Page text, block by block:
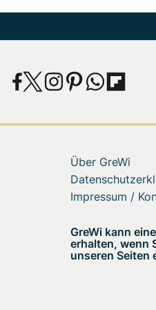
Über GreWi
Impressum /
GreWi kann
erhalten, wenn
unseren Seiten